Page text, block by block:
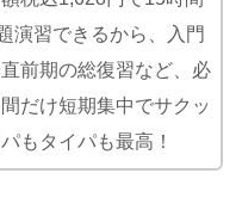
演習できるから、入門
前期の総復習など、必
だけ短期集中でサクッ
もタイパも最高！